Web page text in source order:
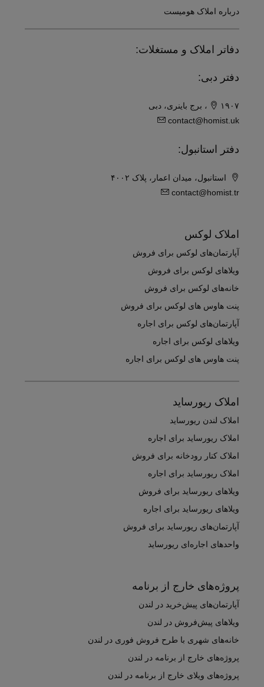
درباره املاک هومیست
دفاتر املاک و مستغلات:
دفتر دبی:
۱۹۰۷، برج باینری، دبی
contact@homist.uk
دفتر استانبول:
استانبول، میدان اعمار، پلاک ۴۰۰۲
contact@homist.tr
املاک لوکس
آپارتمان‌های لوکس برای فروش
ویلاهای لوکس برای فروش
خانه‌های لوکس برای فروش
پنت هاوس های لوکس برای فروش
آپارتمان‌های لوکس برای اجاره
ویلاهای لوکس برای اجاره
پنت هاوس های لوکس برای اجاره
املاک ریورساید
املاک لندن ریورساید
املاک ریورساید برای اجاره
املاک کنار رودخانه برای فروش
املاک ریورساید برای اجاره
ویلاهای ریورساید برای فروش
ویلاهای ریورساید برای اجاره
آپارتمان‌های ریورساید برای فروش
واحدهای اجاره‌ای ریورساید
پروژه‌های خارج از برنامه
آپارتمان‌های پیش‌خرید در لندن
ویلاهای پیش‌فروش در لندن
خانه‌های شهری با طرح فروش فوری در لندن
پروژه‌های خارج از برنامه در لندن
پروژه‌های ویلای خارج از برنامه در لندن